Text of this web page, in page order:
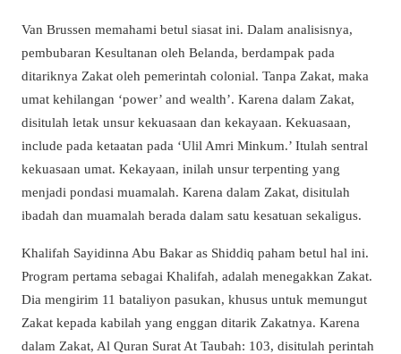
Van Brussen memahami betul siasat ini. Dalam analisisnya,
pembubaran Kesultanan oleh Belanda, berdampak pada
ditariknya Zakat oleh pemerintah colonial. Tanpa Zakat, maka
umat kehilangan ‘power’ and wealth’. Karena dalam Zakat,
disitulah letak unsur kekuasaan dan kekayaan. Kekuasaan,
include pada ketaatan pada ‘Ulil Amri Minkum.’ Itulah sentral
kekuasaan umat. Kekayaan, inilah unsur terpenting yang
menjadi pondasi muamalah. Karena dalam Zakat, disitulah
ibadah dan muamalah berada dalam satu kesatuan sekaligus.
Khalifah Sayidinna Abu Bakar as Shiddiq paham betul hal ini.
Program pertama sebagai Khalifah, adalah menegakkan Zakat.
Dia mengirim 11 bataliyon pasukan, khusus untuk memungut
Zakat kepada kabilah yang enggan ditarik Zakatnya. Karena
dalam Zakat, Al Quran Surat At Taubah: 103, disitulah perintah